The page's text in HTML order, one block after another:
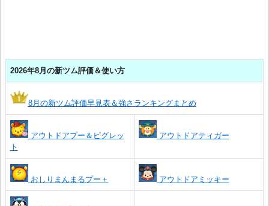
2026年8月の新ツム評価＆使い方
8月の新ツム評価早見表＆強さランキングまとめ
アウトドアプー＆ピグレッ
ト
アウトドアティガー
おしりまんまるプー＋ アウトドアミッキー